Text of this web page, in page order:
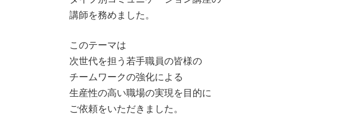
講師を務めました。
このテーマは
次世代を担う若手職員の皆様の
チームワークの強化による
生産性の高い職場の実現を目的に
ご依頼をいただきました。